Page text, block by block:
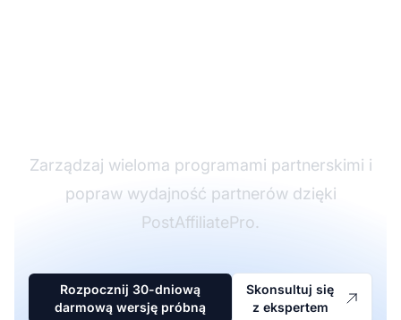
Zarządzaj wieloma programami partnerskimi i
popraw wydajność partnerów dzięki
PostAffiliatePro.
Rozpocznij 30-dniową
darmową wersję próbną
Skonsultuj się
z ekspertem